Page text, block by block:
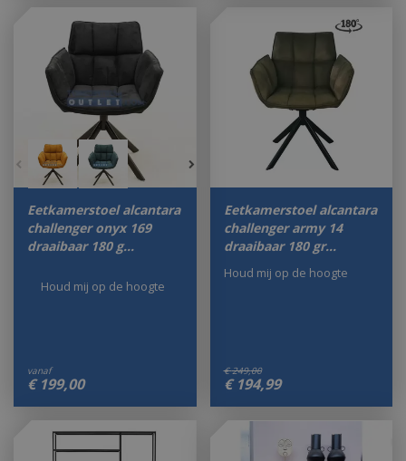
Eetkamerstoel alcantara
challenger onyx 169
draaibaar 180 g…
vanaf
€ 199,00
Houd mij op de hoogte
Eetkamerstoel alcantara
challenger army 14
draaibaar 180 gr…
€ 249,00
€ 194,99
Houd mij op de hoogte